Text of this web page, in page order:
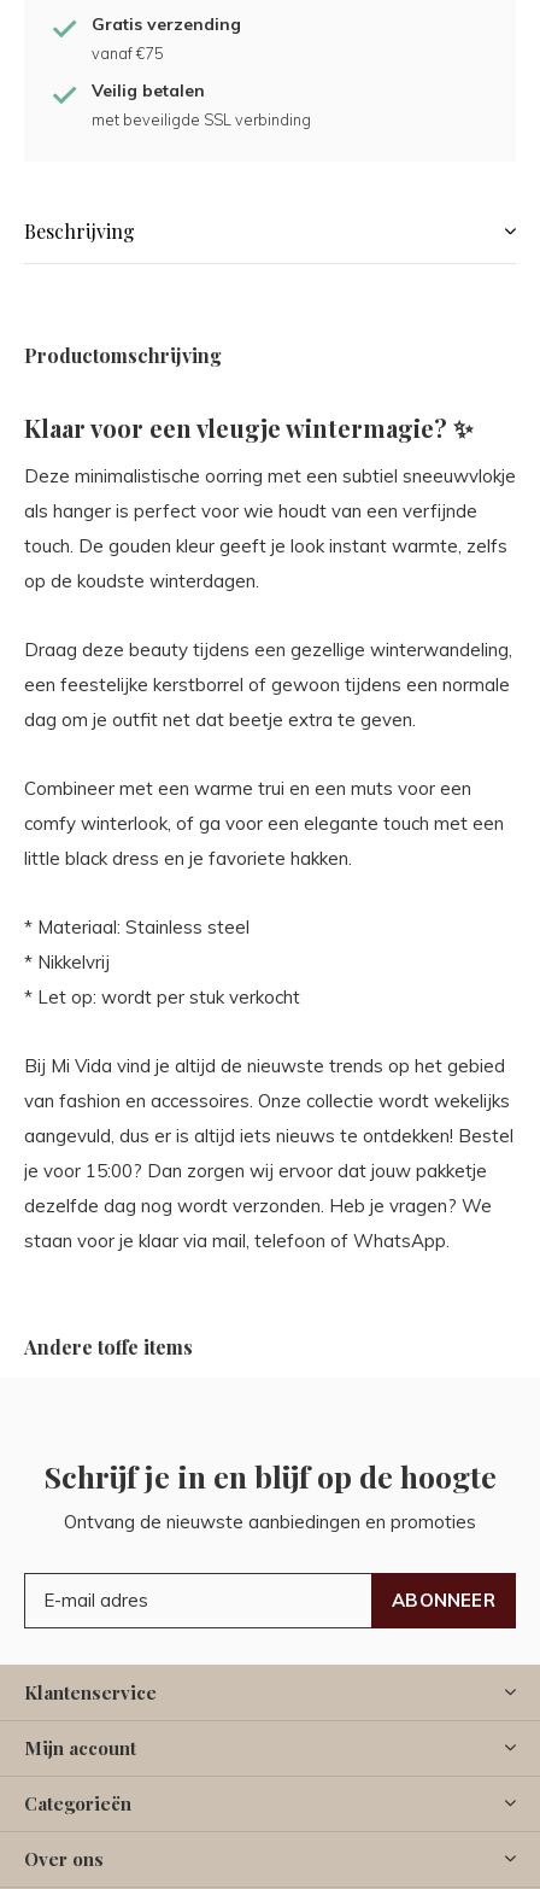
Gratis verzending
vanaf €75
Veilig betalen
met beveiligde SSL verbinding
Beschrijving
Productomschrijving
Klaar voor een vleugje wintermagie? ✨
Deze minimalistische oorring met een subtiel sneeuwvlokje
als hanger is perfect voor wie houdt van een verfijnde
touch. De gouden kleur geeft je look instant warmte, zelfs
op de koudste winterdagen.
Draag deze beauty tijdens een gezellige winterwandeling,
een feestelijke kerstborrel of gewoon tijdens een normale
dag om je outfit net dat beetje extra te geven.
Combineer met een warme trui en een muts voor een
comfy winterlook, of ga voor een elegante touch met een
little black dress en je favoriete hakken.
* Materiaal: Stainless steel
* Nikkelvrij
* Let op: wordt per stuk verkocht
Bij Mi Vida vind je altijd de nieuwste trends op het gebied
van fashion en accessoires. Onze collectie wordt wekelijks
aangevuld, dus er is altijd iets nieuws te ontdekken! Bestel
je voor 15:00? Dan zorgen wij ervoor dat jouw pakketje
dezelfde dag nog wordt verzonden. Heb je vragen? We
staan voor je klaar via mail, telefoon of WhatsApp.
Andere toffe items
Schrijf je in en blijf op de hoogte
Ontvang de nieuwste aanbiedingen en promoties
ABONNEER
Klantenservice
Mijn account
Categorieën
Over ons